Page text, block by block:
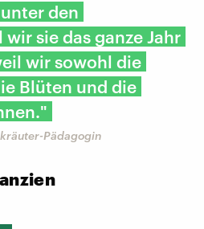
den
sie das ganze Jahr
wir sowohl die
Blüten und die
Pädagogin